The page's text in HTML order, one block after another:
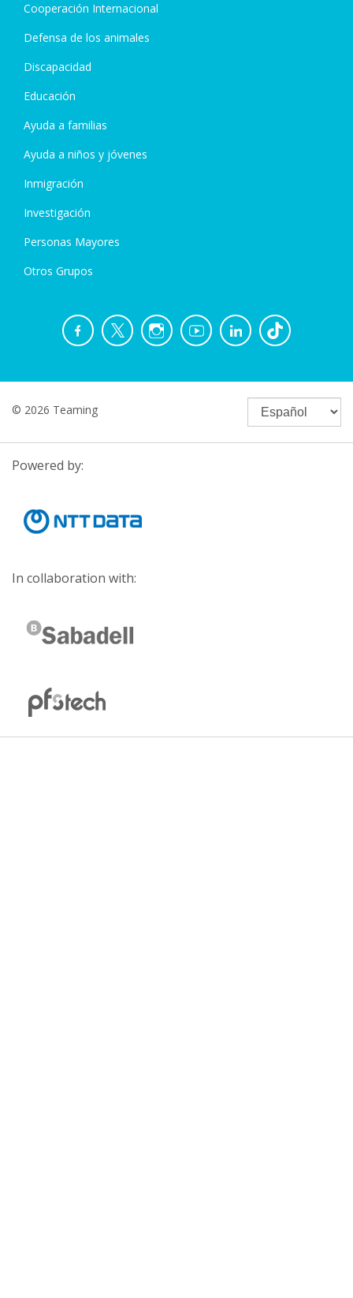
Cooperación Internacional
Defensa de los animales
Discapacidad
Educación
Ayuda a familias
Ayuda a niños y jóvenes
Inmigración
Investigación
Personas Mayores
Otros Grupos
© 2026 Teaming
Powered by:
In collaboration with: